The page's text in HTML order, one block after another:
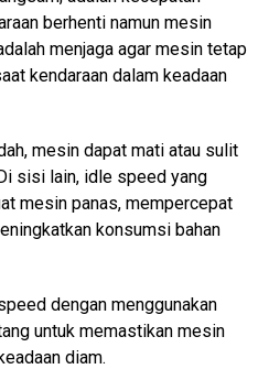
berhenti namun mesin
menjaga agar mesin tetap
kendaraan dalam keadaan
mesin dapat mati atau sulit
sisi lain, idle speed yang
mesin panas, mempercepat
konsumsi bahan
dengan menggunakan
untuk memastikan mesin
diam.